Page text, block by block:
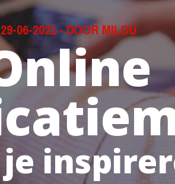
29-06-2021-DOOR MILOU